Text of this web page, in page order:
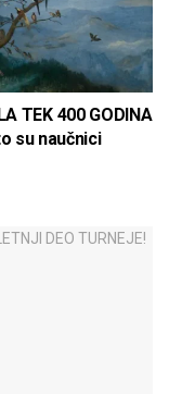
TEK 400 GODINA
su naučnici